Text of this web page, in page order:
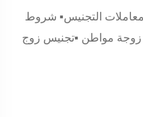
معاملات التجنيس▪️ شروط
زوجة مواطن ▪️تجنيس زوج